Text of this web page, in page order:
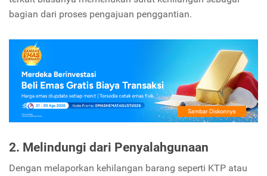
bagian dari proses pengajuan penggantian.
2. Melindungi dari Penyalahgunaan
Dengan melaporkan kehilangan barang seperti KTP atau